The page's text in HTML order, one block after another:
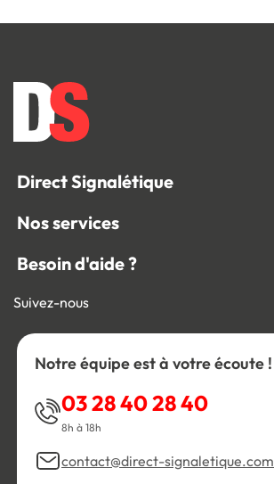
Direct Signalétique
Nos services
Besoin d'aide ?
Suivez-nous
Notre équipe est à votre écoute !
03 28 40 28 40
8h à 18h
contact@direct-signaletique.com